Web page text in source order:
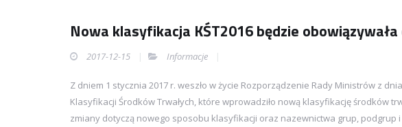
Nowa klasyfikacja KŚT2016 będzie
2017-12-15 Informacje
Z dniem 1 stycznia 2017 r. weszło w życie Rozporządzenie Rady Ministrów z
Klasyfikacji Środków Trwałych, które wprowadziło nową klasyfikację środków
zmiany dotyczą nowego sposobu klasyfikacji oraz nazewnictwa grup, podgrup